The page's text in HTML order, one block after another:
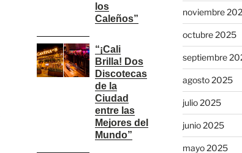
los
Caleños”
“¡Cali
Brilla! Dos
Discotecas
de la
Ciudad
entre las
Mejores del
Mundo”
noviembre
octubre 2025
septiembre
agosto 2025
julio 2025
junio 2025
mayo 2025